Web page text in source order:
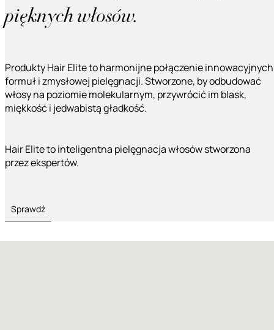
pięknych włosów.
Produkty Hair Elite to harmonijne połączenie innowacyjnych
formuł i zmysłowej pielęgnacji. Stworzone, by odbudować
włosy na poziomie molekularnym, przywrócić im blask,
miękkość i jedwabistą gładkość.
Hair Elite to inteligentna pielęgnacja włosów stworzona
przez ekspertów.
Sprawdź